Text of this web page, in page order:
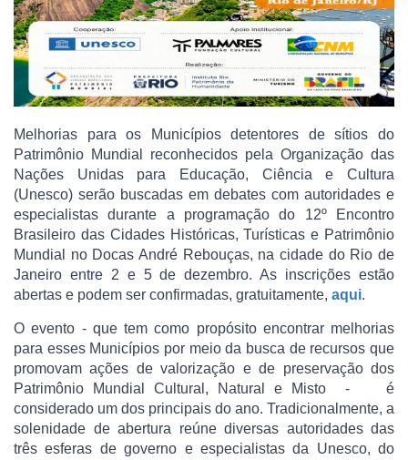
Melhorias para os Municípios detentores de sítios do
Patrimônio Mundial reconhecidos pela Organização das
Nações Unidas para Educação, Ciência e Cultura
(Unesco) serão buscadas em debates com autoridades e
especialistas durante a programação do 12º Encontro
Brasileiro das Cidades Históricas, Turísticas e Patrimônio
Mundial no Docas André Rebouças, na cidade do Rio de
Janeiro entre 2 e 5 de dezembro. As inscrições estão
abertas e podem ser confirmadas, gratuitamente, aqui.
O evento - que tem como propósito encontrar melhorias
para esses Municípios por meio da busca de recursos que
promovam ações de valorização e de preservação dos
Patrimônio Mundial Cultural, Natural e Misto - é
considerado um dos principais do ano. Tradicionalmente, a
solenidade de abertura reúne diversas autoridades das
três esferas de governo e especialistas da Unesco, do